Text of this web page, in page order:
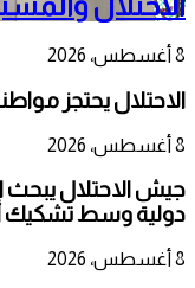
8 أغسطس، 2026
الاحتلال يحتجز
8 أغسطس، 2026
جيش الاحتلال يبحث
دولية وسط تشكيك
8 أغسطس، 2026